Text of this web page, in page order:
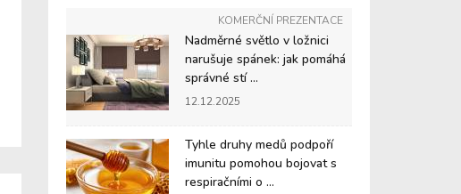
KOMERČNÍ PREZENTACE
Nadměrné světlo v ložnici
narušuje spánek: jak pomáhá
správné stí ...
12.12.2025
Tyhle druhy medů podpoří
imunitu pomohou bojovat s
respiračními o ...